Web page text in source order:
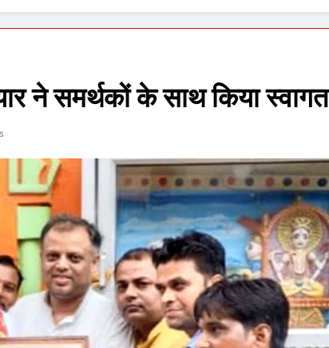
ने समर्थकों के साथ किया स्वागत